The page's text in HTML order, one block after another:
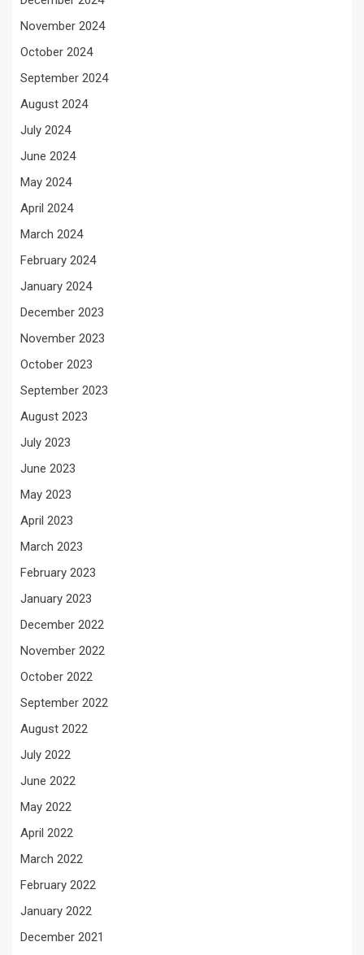
November 2024
October 2024
September 2024
August 2024
July 2024
June 2024
May 2024
April 2024
March 2024
February 2024
January 2024
December 2023
November 2023
October 2023
September 2023
August 2023
July 2023
June 2023
May 2023
April 2023
March 2023
February 2023
January 2023
December 2022
November 2022
October 2022
September 2022
August 2022
July 2022
June 2022
May 2022
April 2022
March 2022
February 2022
January 2022
December 2021